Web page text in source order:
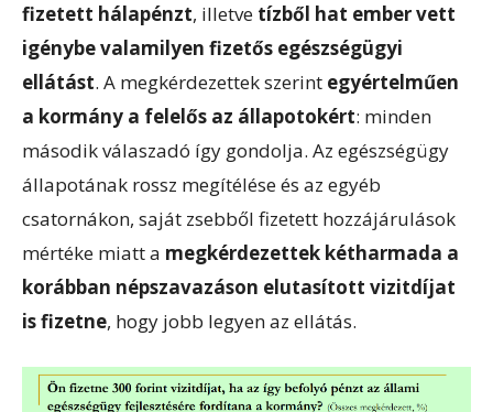
fizetett hálapénzt, illetve tízből hat ember vett
igénybe valamilyen fizetős egészségügyi
ellátást. A megkérdezettek szerint egyértelműen
a kormány a felelős az állapotokért: minden
második válaszadó így gondolja. Az egészségügy
állapotának rossz megítélése és az egyéb
csatornákon, saját zsebből fizetett hozzájárulások
mértéke miatt a megkérdezettek kétharmada a
korábban népszavazáson elutasított vizitdíjat
is fizetne, hogy jobb legyen az ellátás.